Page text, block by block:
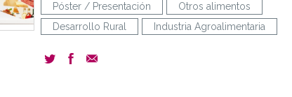
Póster / Presentación
Otros alimentos
Desarrollo Rural
Industria Agroalimentaria